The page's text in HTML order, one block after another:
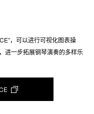
，可以进行可视化图表操
进一步拓展钢琴演奏的多样乐